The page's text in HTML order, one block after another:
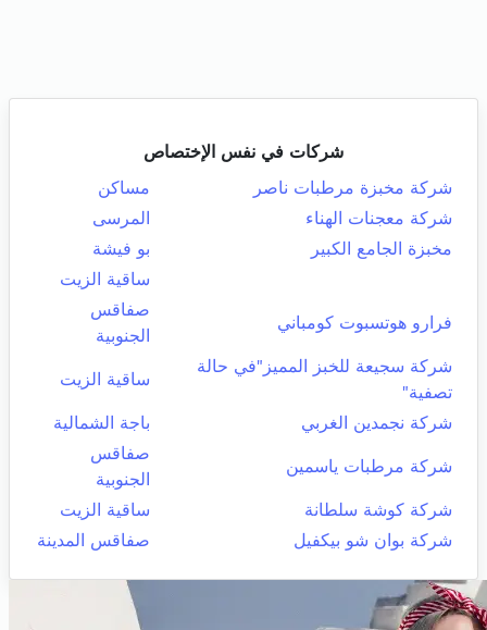
شركات في نفس الإختصاص
شركة مخبزة مرطبات ناصر
مساكن
شركة معجنات الهناء
المرسى
مخبزة الجامع الكبير
بو فيشة
ساقية الزيت
فرارو هوتسبوت كومباني
صفاقس
الجنوبية
شركة سجيعة للخبز المميز"في حالة
تصفية"
ساقية الزيت
شركة نجمدين الغربي باجة الشمالية
شركة مرطبات ياسمين
صفاقس
الجنوبية
شركة كوشة سلطانة
ساقية الزيت
شركة بوان شو بيكفيل
صفاقس المدينة